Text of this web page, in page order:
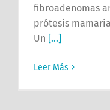
fibroadenomas
prótesis
Un [...]
Leer Más